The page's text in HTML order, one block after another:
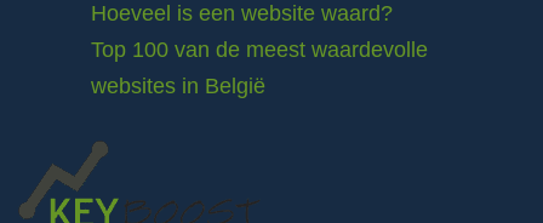
Hoeveel is een website waard?
Top 100 van de meest waardevolle
websites in België